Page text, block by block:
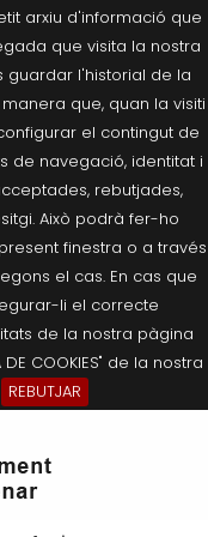
arxiu d'informació que
que visita la nostra
guardar l'historial de la
que, quan la visiti
el contingut de
de navegació, identitat i
rebutjades,
Això podrà fer-ho
finestra o a través
el cas. En cas que
li el correcte
de la nostra pàgina
COOKIES" de la nostra
REBUTJAR